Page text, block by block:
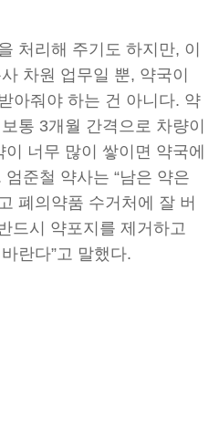
처리해 주기도 하지만, 이
차원 업무일 뿐, 약국이
아줘야 하는 건 아니다. 약
통 3개월 간격으로 차량이
너무 많이 쌓이면 약국에
준철 약사는 “남은 약은
폐의약품 수거처에 잘 버
드시 약포지를 제거하고
란다”고 말했다.